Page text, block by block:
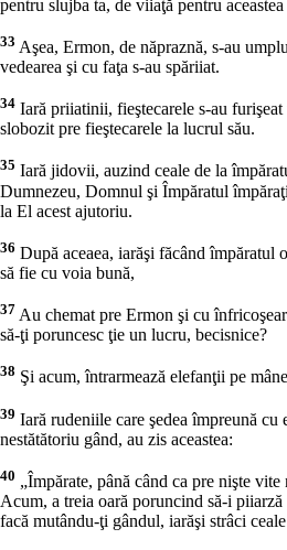
pentru slujba ta, de viiaţă pentru
33 Aşea, Ermon, de năpraznă, s-au
vedearea şi cu faţa s-au spăriiat.
34 Iară priiatinii, fieştecarele s-au
slobozit pre fieştecarele la lucrul său.
35 Iară jidovii, auzind ceale de la
Dumnezeu, Domnul şi Împăratul
la El acest ajutoriu.
36 După aceaea, iarăşi făcând împăratul
să fie cu voia bună,
37 Au chemat pre Ermon şi cu
să-ţi poruncesc ţie un lucru, becisnice?
38 Şi acum, întrarmează elefanţii pe
39 Iară rudeniile care şedea împreună cu
nestătătoriu gând, au zis aceastea:
40 „Împărate, până când ca pre nişte
Acum, a treia oară poruncind să-i piiarză
facă mutându-ţi gândul, iarăşi strâci